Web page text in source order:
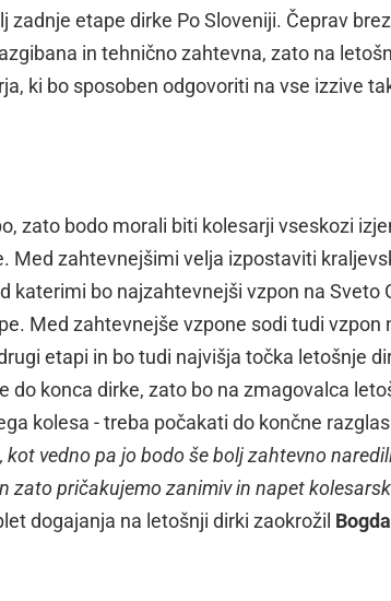
zadnje etape dirke Po Sloveniji. Čeprav brez
in tehnično zahtevna, zato na
ki bo sposoben odgovoriti na vse izzive
zato bodo morali biti kolesarji vseskozi
Med zahtevnejšimi velja izpostaviti
katerimi bo najzahtevnejši vzpon na Sveto
Med zahtevnejše vzpone sodi tudi vzpon
etapi in bo tudi najvišja točka letošnje
do konca dirke, zato bo na zmagovalca
kolesa - treba počakati do končne
kot vedno pa jo bodo še bolj zahtevno
zato pričakujemo zanimiv in napet
dogajanja na letošnji dirki zaokrožil